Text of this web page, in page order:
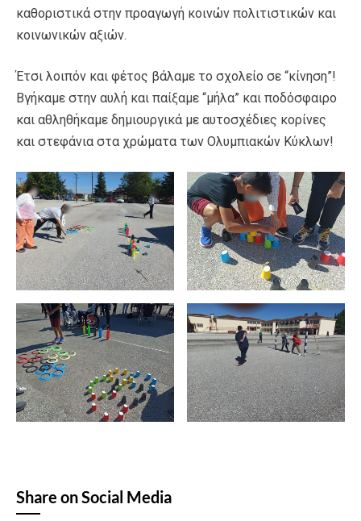
καθοριστικά στην προαγωγή κοινών πολιτιστικών και
κοινωνικών αξιών.
Έτσι λοιπόν και φέτος βάλαμε το σχολείο σε “κίνηση”!
Βγήκαμε στην αυλή και παίξαμε “μήλα” και ποδόσφαιρο
και αθληθήκαμε δημιουργικά με αυτοσχέδιες κορίνες
και στεφάνια στα χρώματα των Ολυμπιακών Κύκλων!
Share on Social Media